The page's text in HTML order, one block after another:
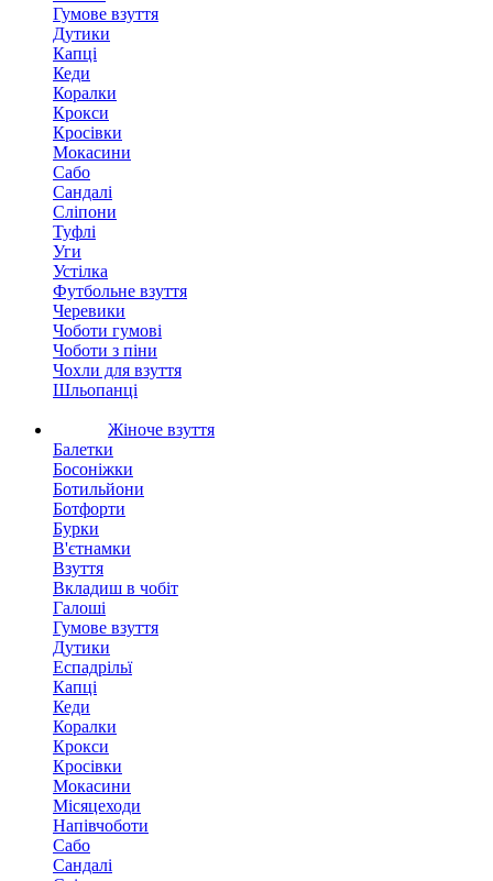
Гумове взуття
Дутики
Капці
Кеди
Коралки
Крокси
Кросівки
Мокасини
Сабо
Сандалі
Сліпони
Туфлі
Уги
Устілка
Футбольне взуття
Черевики
Чоботи гумові
Чоботи з піни
Чохли для взуття
Шльопанці
Жіноче взуття
Балетки
Босоніжки
Ботильйони
Ботфорти
Бурки
В'єтнамки
Взуття
Вкладиш в чобіт
Галоші
Гумове взуття
Дутики
Еспадрільї
Капці
Кеди
Коралки
Крокси
Кросівки
Мокасини
Місяцеходи
Напівчоботи
Сабо
Сандалі